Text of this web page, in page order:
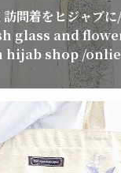
訪問着をヒジャ
glass and
hijab shop /